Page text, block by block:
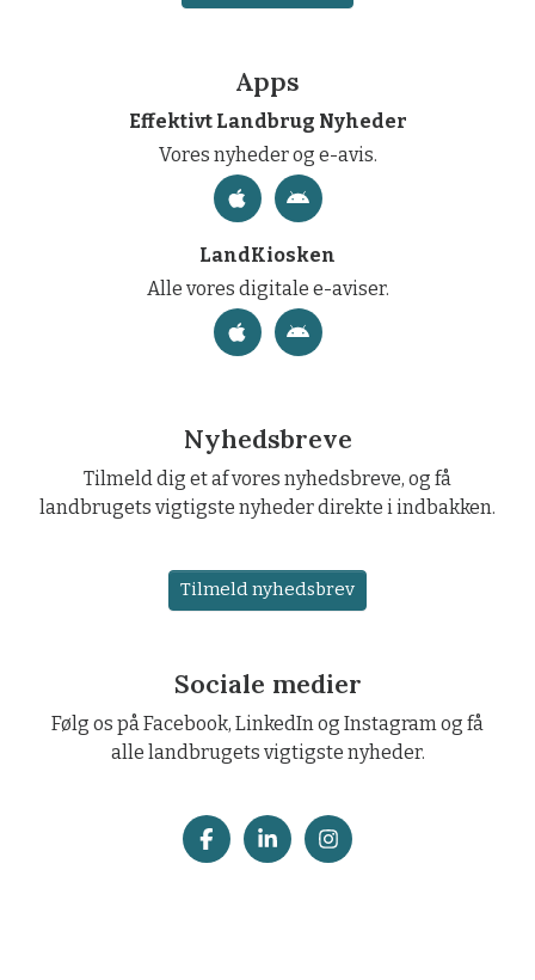
Apps
Effektivt Landbrug Nyheder
Vores nyheder og e-avis.
LandKiosken
Alle vores digitale e-aviser.
Nyhedsbreve
Tilmeld dig et af vores nyhedsbreve, og få
landbrugets vigtigste nyheder direkte i indbakken.
Tilmeld nyhedsbrev
Sociale medier
Følg os på Facebook, LinkedIn og Instagram og få
alle landbrugets vigtigste nyheder.